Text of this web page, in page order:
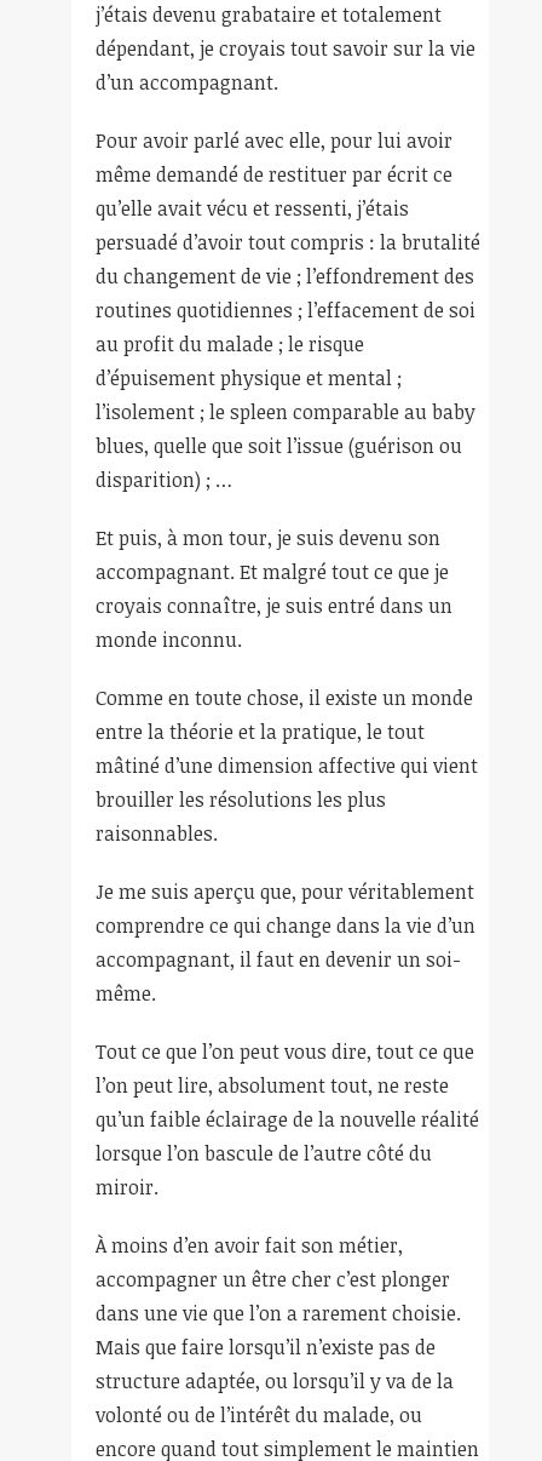
j’étais devenu grabataire et totalement
dépendant, je croyais tout savoir sur la vie
d’un accompagnant.
Pour avoir parlé avec elle, pour lui avoir
même demandé de restituer par écrit ce
qu’elle avait vécu et ressenti, j’étais
persuadé d’avoir tout compris : la brutalité
du changement de vie ; l’effondrement des
routines quotidiennes ; l’effacement de soi
au profit du malade ; le risque
d’épuisement physique et mental ;
l’isolement ; le spleen comparable au baby
blues, quelle que soit l’issue (guérison ou
disparition) ; …
Et puis, à mon tour, je suis devenu son
accompagnant. Et malgré tout ce que je
croyais connaître, je suis entré dans un
monde inconnu.
Comme en toute chose, il existe un monde
entre la théorie et la pratique, le tout
mâtiné d’une dimension affective qui vient
brouiller les résolutions les plus
raisonnables.
Je me suis aperçu que, pour véritablement
comprendre ce qui change dans la vie d’un
accompagnant, il faut en devenir un soi-
même.
Tout ce que l’on peut vous dire, tout ce que
l’on peut lire, absolument tout, ne reste
qu’un faible éclairage de la nouvelle réalité
lorsque l’on bascule de l’autre côté du
miroir.
À moins d’en avoir fait son métier,
accompagner un être cher c’est plonger
dans une vie que l’on a rarement choisie.
Mais que faire lorsqu’il n’existe pas de
structure adaptée, ou lorsqu’il y va de la
volonté ou de l’intérêt du malade, ou
encore quand tout simplement le maintien